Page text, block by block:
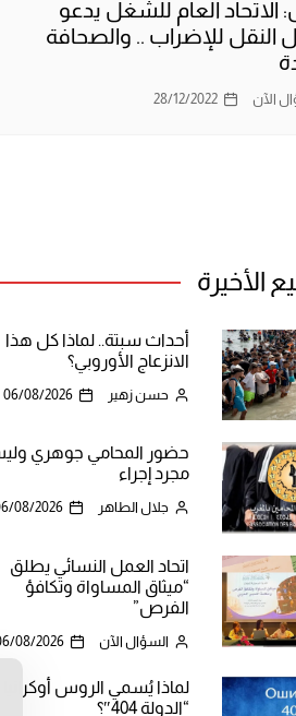
الاتحاد العام للشغل يدعو
النقل للإضراب .. والصحافة
الآن 28/12/2022
الأخيرة
أحداث سبتة.. لماذا كل هذا
الانزعاج الأوروبي؟
حسن زهير 06/08/2026
حضور المحامي جوهري
مجرد إجراء
جلال الطاهر 08/2026
اتحاد العمل النسائي يطلق
“ميثاق المساواة وتكافؤ
الفرص”
السؤال الآن 08/2026
لماذا يُسمي الروس أوكرانيا
“الدولة 404″؟